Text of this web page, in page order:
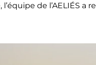
de l’AELIÉS